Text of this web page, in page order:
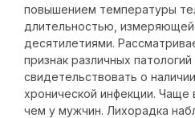
Озонотерапевт
Гирудотерапевт
Массажист
повышением температуры
длительностью,
десятилетиями.
признак различных
свидетельствовать о
хронической инфекции. Чаще
чем у мужчин. Лихорадка